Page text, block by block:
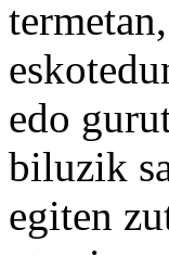
edo
biluzik
egiten